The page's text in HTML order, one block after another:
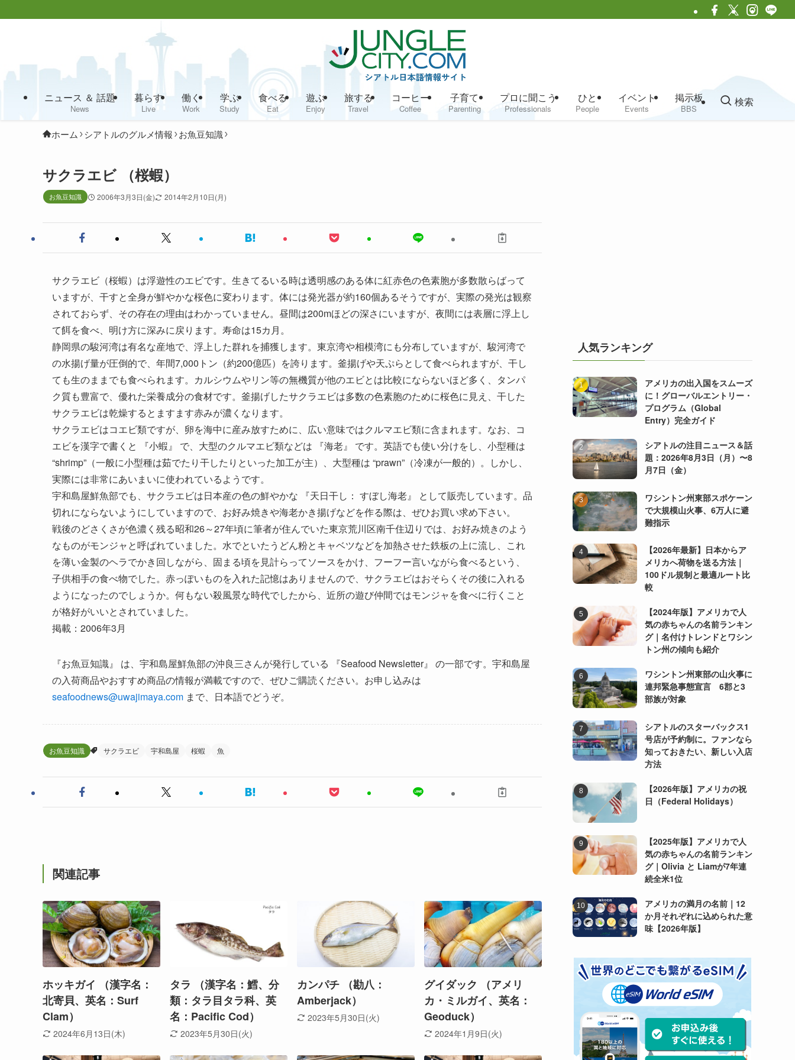
ニュース ＆ 話題
News
暮らす
Live
働く
Work
学ぶ
Study
食べる
Eat
遊ぶ
Enjoy
旅する
Travel
コーヒー
Coffee
子育て
Parenting
プロに聞こう
Professionals
ひと
People
イベント
Events
掲示板
BBS
検索
ホーム シアトルのグルメ情報 お魚豆知識
サクラエビ （桜蝦）
お魚豆知識 2006年3月3日(金) 2014年2月10日(月)
サクラエビ（桜蝦）は浮遊性のエビです。生きてるいる時は透明感のある体に紅赤色の色素胞が多数散らばって
いますが、干すと全身が鮮やかな桜色に変わります。体には発光器が約160個あるそうですが、実際の発光は観察
されておらず、その存在の理由はわかっていません。昼間は200mほどの深さにいますが、夜間には表層に浮上し
て餌を食べ、明け方に深みに戻ります。寿命は15カ月。
静岡県の駿河湾は有名な産地で、浮上した群れを捕獲します。東京湾や相模湾にも分布していますが、駿河湾で
の水揚げ量が圧倒的で、年間7,000トン（約200億匹）を誇ります。釜揚げや天ぷらとして食べられますが、干し
ても生のままでも食べられます。カルシウムやリン等の無機質が他のエビとは比較にならないほど多く、タンパ
ク質も豊富で、優れた栄養成分の食材です。釜揚げしたサクラエビは多数の色素胞のために桜色に見え、干した
サクラエビは乾燥するとますます赤みが濃くなります。
サクラエビはコエビ類ですが、卵を海中に産み放すために、広い意味ではクルマエビ類に含まれます。なお、コ
エビを漢字で書くと 『小蝦』 で、大型のクルマエビ類などは 『海老』 です。英語でも使い分けをし、小型種は
“shrimp”（一般に小型種は茹でたり干したりといった加工が主）、大型種は “prawn”（冷凍が一般的）。しかし、
実際には非常にあいまいに使われているようです。
宇和島屋鮮魚部でも、サクラエビは日本産の色の鮮やかな 『天日干し： すぼし海老』 として販売しています。品
切れにならないようにしていますので、お好み焼きや海老かき揚げなどを作る際は、ぜひお買い求め下さい。
戦後のどさくさが色濃く残る昭和26～27年頃に筆者が住んでいた東京荒川区南千住辺りでは、お好み焼きのよう
なものがモンジャと呼ばれていました。水でといたうどん粉とキャベツなどを加熱させた鉄板の上に流し、これ
を薄い金製のヘラでかき回しながら、固まる頃を見計らってソースをかけ、フーフー言いながら食べるという、
子供相手の食べ物でした。赤っぽいものを入れた記憶はありませんので、サクラエビはおそらくその後に入れる
ようになったのでしょうか。何もない殺風景な時代でしたから、近所の遊び仲間ではモンジャを食べに行くこと
が格好がいいとされていました。
掲載：2006年3月
『お魚豆知識』 は、宇和島屋鮮魚部の沖良三さんが発行している 『Seafood Newsletter』 の一部です。宇和島屋
の入荷商品やおすすめ商品の情報が満載ですので、ぜひご購読ください。お申し込みは
seafoodnews@uwajimaya.com まで、日本語でどうぞ。
お魚豆知識 サクラエビ 宇和島屋 桜蝦 魚
関連記事
ホッキガイ （漢字名：
北寄貝、英名：Surf
Clam）
2024年6月13日(木)
タラ （漢字名：鱈、分
類：タラ目タラ科、英
名：Pacific Cod）
2023年5月30日(火)
カンパチ （勘八：
Amberjack）
2023年5月30日(火)
グイダック （アメリ
カ・ミルガイ、英名：
Geoduck）
2024年1月9日(火)
人気ランキング
アメリカの出入国をスムーズ
に！グローバルエントリー・
プログラム（Global
Entry）完全ガイド
シアトルの注目ニュース＆話
題：2026年8月3日（月）〜8
月7日（金）
ワシントン州東部スポケーン
で大規模山火事、6万人に避
難指示
【2026年最新】日本からア
メリカへ荷物を送る方法｜
100ドル規制と最適ルート比
較
【2024年版】アメリカで人
気の赤ちゃんの名前ランキン
グ｜名付けトレンドとワシン
トン州の傾向も紹介
ワシントン州東部の山火事に
連邦緊急事態宣言 6郡と3
部族が対象
シアトルのスターバックス1
号店が予約制に。ファンなら
知っておきたい、新しい入店
方法
【2026年版】アメリカの祝
日（Federal Holidays）
【2025年版】アメリカで人
気の赤ちゃんの名前ランキン
グ｜Olivia と Liamが7年連
続全米1位
アメリカの満月の名前｜12
か月それぞれに込められた意
味【2026年版】